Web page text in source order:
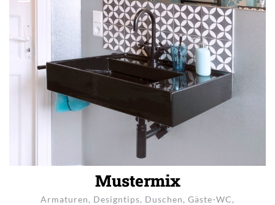
Mustermix
Armaturen, Designtips, Duschen, Gäste-WC,